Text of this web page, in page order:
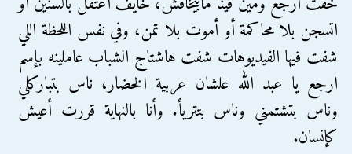
اتسجن بلا محاكمة أو أموت بلا تمن، وفي نفس اللحظة اللي
شفت فيها الفيديوهات شفت هاشتاج الشباب عاملينه بإسم
‫‏ارجع يا عبد الله علشان عربية الخضار‬، ناس بتباركلي
وناس بتشتمني وناس بتتريأ. وأنا بالنهاية قررت أعيش
كإنسان.